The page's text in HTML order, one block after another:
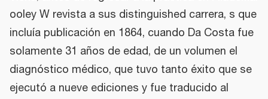
ooley W revista a sus distinguished carrera, s que
incluía publicación en 1864, cuando Da Costa fue
solamente 31 años de edad, de un volumen el
diagnóstico médico, que tuvo tanto éxito que se
ejecutó a nueve ediciones y fue traducido al